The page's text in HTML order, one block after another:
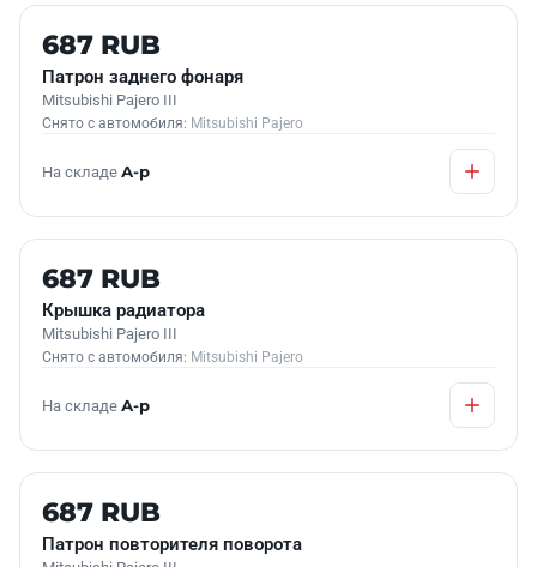
Б/У В НАЛИЧИИ
687 RUB
Патрон заднего фонаря
Mitsubishi Pajero III
Снято с автомобиля: Mitsubishi Pajero
На складе А-р
Б/У В НАЛИЧИИ
687 RUB
Крышка радиатора
Mitsubishi Pajero III
Снято с автомобиля: Mitsubishi Pajero
На складе А-р
Б/У В НАЛИЧИИ
687 RUB
Патрон повторителя поворота